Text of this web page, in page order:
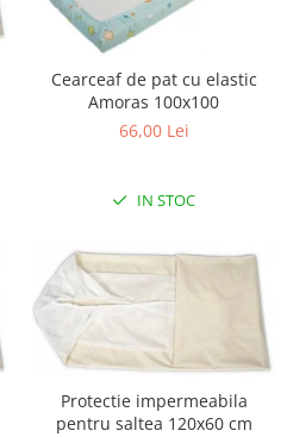
Cearceaf de pat cu elastic
Amoras 100x100
66,00 Lei
IN STOC
Protectie impermeabila
pentru saltea 120x60 cm